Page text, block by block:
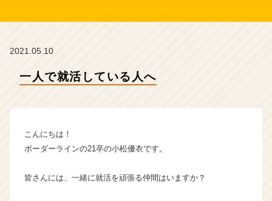
ベ
長
業
2021.05.10
一人で就活している人へ
こんにちは！
ボーダーラインの21卒の小松優衣です。
皆さんには、一緒に就活を頑張る仲間はいますか？